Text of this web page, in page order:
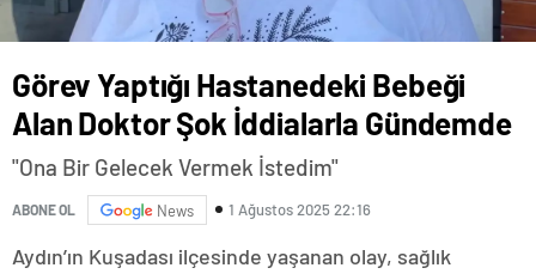
Görev Yaptığı Hastanedeki Bebeği
Alan Doktor Şok İddialarla Gündemde
"Ona Bir Gelecek Vermek İstedim"
ABONE OL News 1 Ağustos 2025 22:16
Aydın’ın Kuşadası ilçesinde yaşanan olay, sağlık